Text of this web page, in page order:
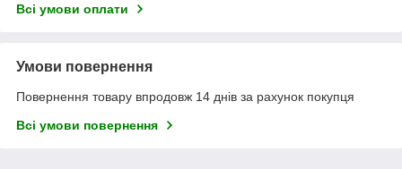
Всі умови оплати
Умови повернення
Повернення товару впродовж 14 днів за рахунок покупця
Всі умови повернення